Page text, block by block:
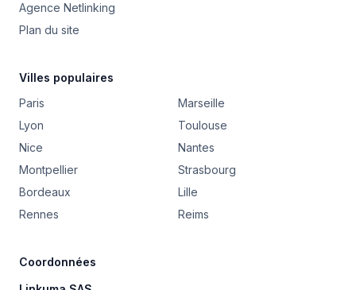
Agence Netlinking
Plan du site
Villes populaires
Paris
Marseille
Lyon
Toulouse
Nice
Nantes
Montpellier
Strasbourg
Bordeaux
Lille
Rennes
Reims
Coordonnées